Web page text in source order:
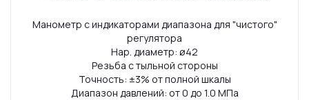
Манометр с индикаторами диапазона для "чистого"
регулятора
Нар. диаметр: ø42
Резьба с тыльной стороны
Точность: ±3% от полной шкалы
Диапазон давлений: от 0 до 1.0 МПа